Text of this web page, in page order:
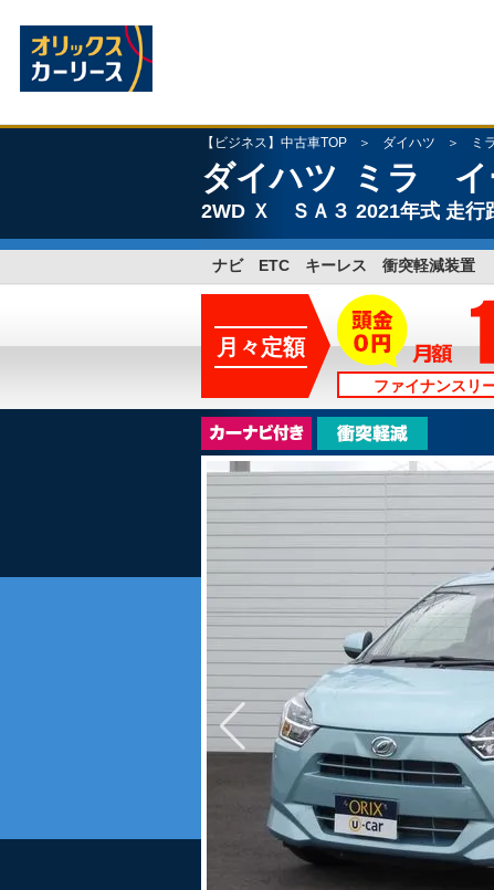
【ビジネス】中古車TOP ダイハツ ミ
ダイハツ ミラ イ
2WD Ｘ ＳＡ３ 2021年式 走行
ナビ ETC キーレス 衝突軽減装置
月々定額
ファイナンスリ